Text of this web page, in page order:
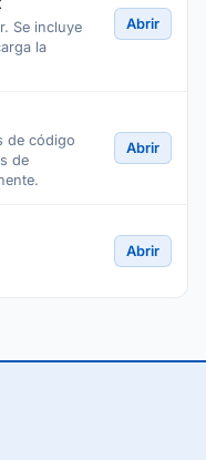
Se incluye
la
Abrir
de código
de
Abrir
Abrir